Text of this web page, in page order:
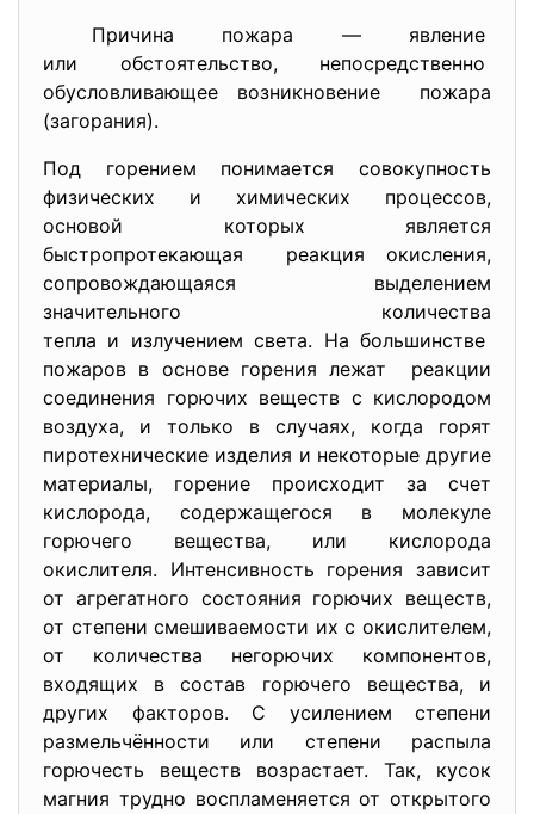
Причина пожара — явление
или обстоятельство, непосредственно
обусловливающее возникновение пожара
(загорания).
Под горением понимается совокупность
физических и химических процессов,
основой которых является
быстропротекающая реакция окисления,
сопровождающаяся выделением
значительного количества
тепла и излучением света. На большинстве
пожаров в основе горения лежат реакции
соединения горючих веществ с кислородом
воздуха, и только в случаях, когда горят
пиротехнические изделия и некоторые другие
материалы, горение происходит за счет
кислорода, содержащегося в молекуле
горючего вещества, или кислорода
окислителя. Интенсивность горения зависит
от агрегатного состояния горючих веществ,
от степени смешиваемости их с окислителем,
от количества негорючих компонентов,
входящих в состав горючего вещества, и
других факторов. С усилением степени
размельчённости или степени распыла
горючесть веществ возрастает. Так, кусок
магния трудно воспламеняется от открытого